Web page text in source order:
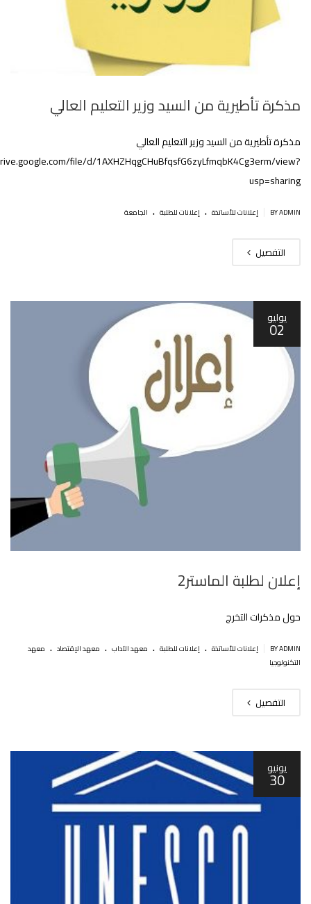
مذكرة تأطيرية من السيد وزير التعليم العالي
مذكرة تأطيرية من السيد وزير التعليم العالي
file/d/1AXHZHqgCHuBfqsfG6zyLfmqbK4Cg3erm/view?
usp=sharing
BY ADMIN إعلانات للأساتذة . إعلانات للطلبة . الجامعة
التفصيل
يوليو
02
إعلان لطلبة الماستر2
حول مذكرات التخرج
BY ADMIN إعلانات للأساتذة . إعلانات للطلبة . معهد الآداب . معهد الإقتصاد . معهد
التكنولوجيا
التفصيل
يونيو
30